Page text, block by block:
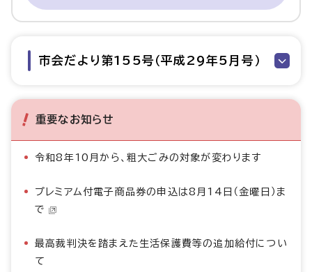
市会だより第155号（平成29年5月号）
重要なお知らせ
令和8年10月から、粗大ごみの対象が変わります
プレミアム付電子商品券の申込は8月14日（金曜日）ま
で
最高裁判決を踏まえた生活保護費等の追加給付につい
て